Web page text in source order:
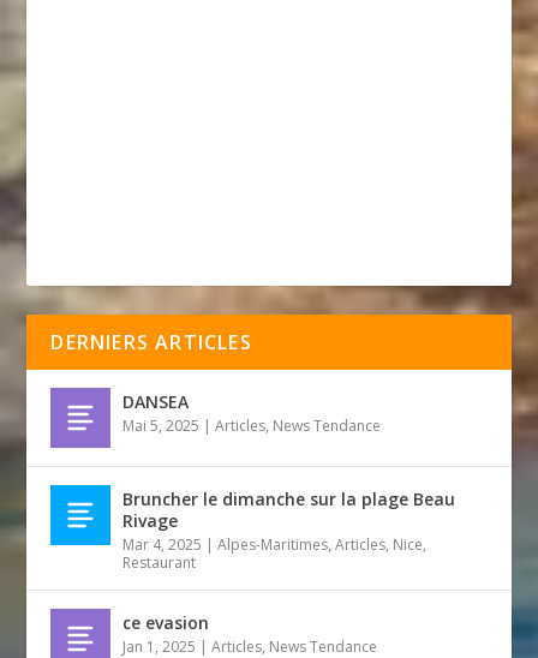
DERNIERS ARTICLES
DANSEA
Mai 5, 2025 |Articles, News Tendance
Bruncher le dimanche sur la plage Beau
Rivage
Mar 4, 2025 |Alpes-Maritimes,Articles, Nice,
Restaurant
ce evasion
Jan 1, 2025 |Articles, News Tendance